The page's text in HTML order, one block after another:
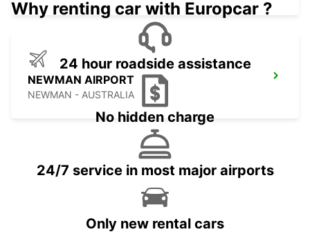
NEWMAN AIRPORT
NEWMAN - AUSTRALIA
Why renting car with Europcar ?
24 hour roadside assistance
No hidden charge
24/7 service in most major airports
Only new rental cars